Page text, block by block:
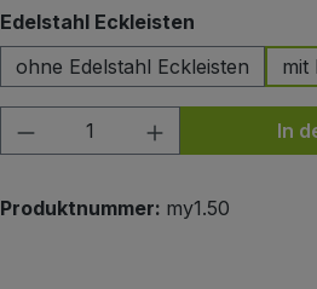
Edelstahl Eckleisten
ohne Edelstahl Eckleisten
mit
Produkt Anzahl: Gib In
Produktnummer: my1.50